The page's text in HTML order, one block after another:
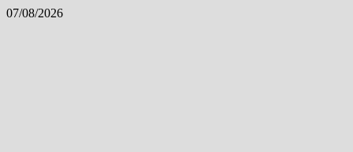
Skip
07/08/2026